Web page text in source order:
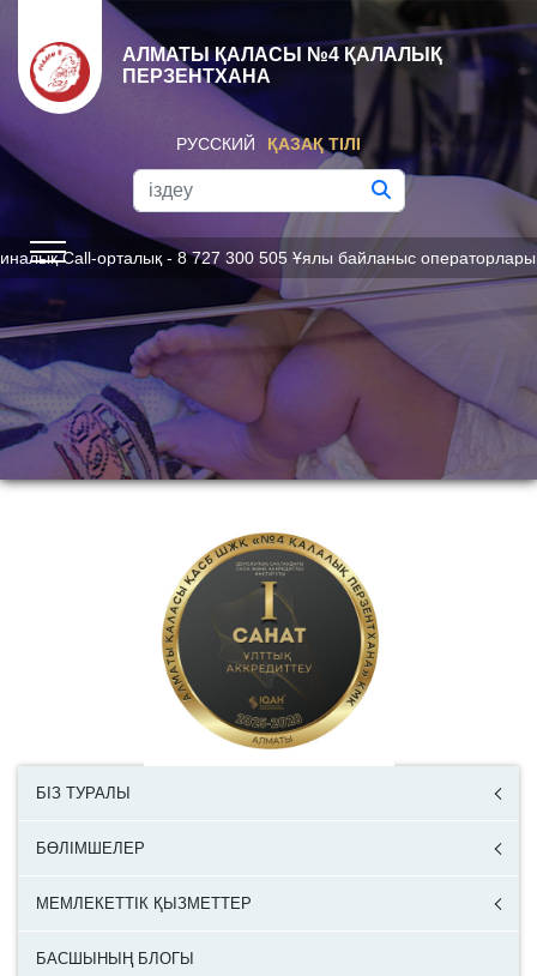
АЛМАТЫ ҚАЛАСЫ №4 ҚАЛАЛЫҚ
ПЕРЗЕНТХАНА
РУССКИЙ ҚАЗАҚ ТІЛІ
орталық - 8 727 300 505 Ұялы байланыс операторлары үшін
БІЗ ТУРАЛЫ
БӨЛІМШЕЛЕР
МЕМЛЕКЕТТІК ҚЫЗМЕТТЕР
БАСШЫНЫҢ БЛОГЫ